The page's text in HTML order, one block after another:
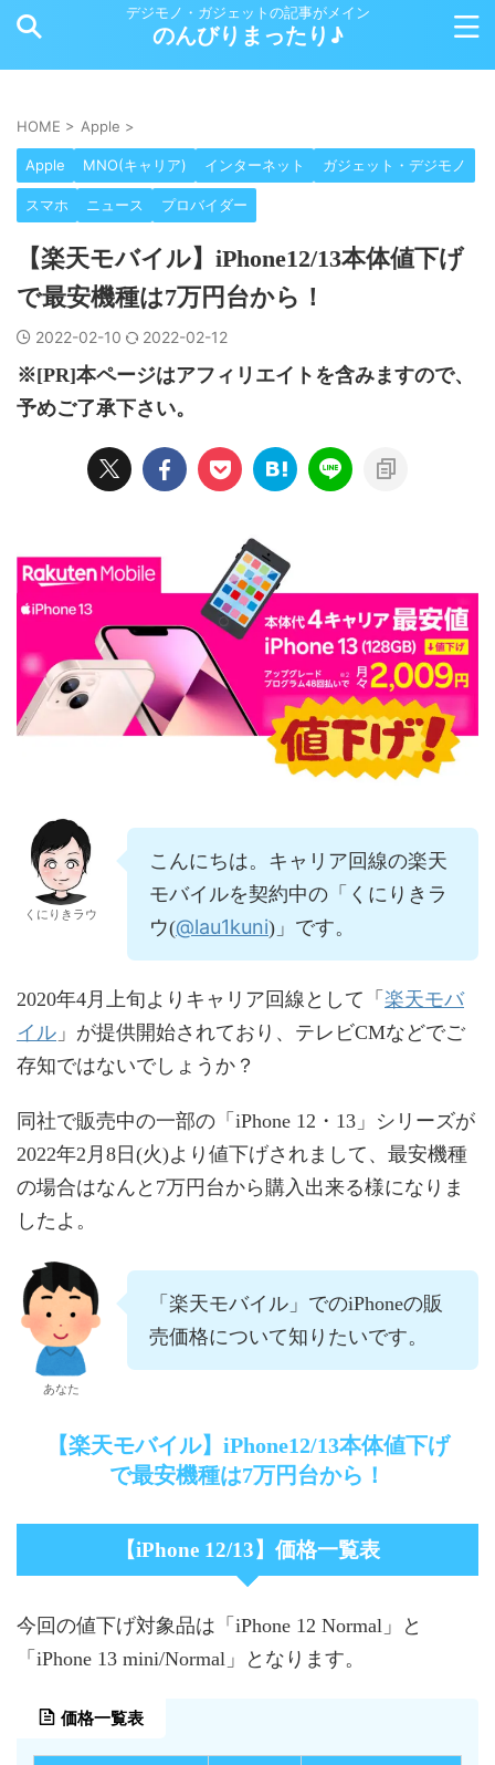
デジモノ・ガジェットの記事がメイン
のんびりまったり♪
HOME > Apple >
Apple MNO(キャリア) インターネット ガジェット・デジモノ
スマホ ニュース プロバイダー
【楽天モバイル】iPhone12/13本体値下げ
で最安機種は7万円台から！
2022-02-10 2022-02-12
※[PR]本ページはアフィリエイトを含みますので、
予めご了承下さい。
くにりきラウ
こんにちは。キャリア回線の楽天
モバイルを契約中の「くにりきラ
ウ(@lau1kuni)」です。
2020年4月上旬よりキャリア回線として「 楽天モバ
イル 」が提供開始されており、テレビCMなどでご
存知ではないでしょうか？
同社で販売中の一部の「iPhone 12・13」シリーズが
2022年2月8日(火)より値下げされまして、最安機種
の場合はなんと7万円台から購入出来る様になりま
したよ。
あなた
「楽天モバイル」でのiPhoneの販
売価格について知りたいです。
【楽天モバイル】iPhone12/13本体値下げ
で最安機種は7万円台から！
【iPhone 12/13】価格一覧表
今回の値下げ対象品は「iPhone 12 Normal」と
「iPhone 13 mini/Normal」となります。
価格一覧表